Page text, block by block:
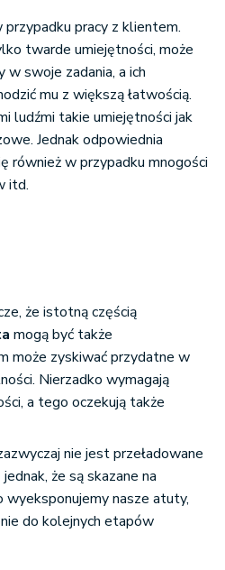
pracy z klientem.
twarde umiejętności, może
w swoje zadania, a ich
mu z większą łatwością.
ludźmi takie umiejętności jak
Jednak odpowiednia
również w przypadku mnogości
itd.
że istotną częścią
mogą być także
może zyskiwać przydatne w
Nierzadko wymagają
a tego oczekują także
nie jest przeładowane
że są skazane na
wyeksponujemy nasze atuty,
do kolejnych etapów